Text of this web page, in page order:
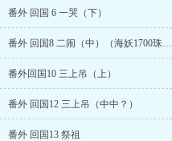
番外 回国 6 一哭（下）
番外 回国8 二闹（中）（海妖1700珠加更）
番外回国10 三上吊（上）
番外 回国12 三上吊（中中？）
番外 回国13 祭祖